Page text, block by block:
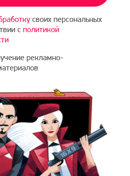
своих персональных
с политикой
рекламно-